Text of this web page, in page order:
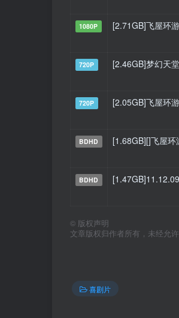
1080P [2.71GB]飞屋环
720P [2.46GB]梦幻天
720P [2.05GB]飞屋环
BDHD [1.68GB][]飞屋
BDHD
© 版权声明
文章版权归作者所有，未经允许
喜剧片